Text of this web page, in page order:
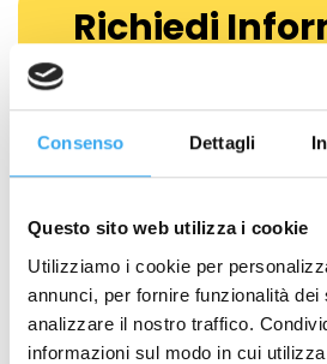
Consenso Dettagli
Questo sito web utilizza i cookie
Utilizziamo i cookie per
annunci, per fornire funzionalità dei
analizzare il nostro traffico.
informazioni sul modo in cui
Richiedi
NOME
COGNOME
TELEFONO *